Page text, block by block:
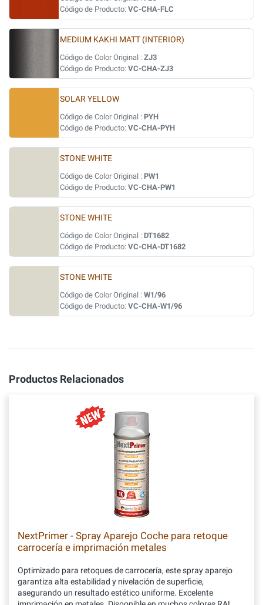
Código de Producto: VC-CHA-FLC
MEDIUM KAKHI MATT (INTERIOR)
Código de Color Original : ZJ3
Código de Producto: VC-CHA-ZJ3
SOLAR YELLOW
Código de Color Original : PYH
Código de Producto: VC-CHA-PYH
STONE WHITE
Código de Color Original : PW1
Código de Producto: VC-CHA-PW1
STONE WHITE
Código de Color Original : DT1682
Código de Producto: VC-CHA-DT1682
STONE WHITE
Código de Color Original : W1/96
Código de Producto: VC-CHA-W1/96
Productos Relacionados
NextPrimer - Spray Aparejo Coche para retoque
carrocería e imprimación metales
Optimizado para retoques de carrocería, este spray aparejo
garantiza alta estabilidad y nivelación de superficie,
asegurando un resultado estético uniforme. Excelente